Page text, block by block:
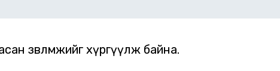
зөвлөмжийг хүргүүлж байна.